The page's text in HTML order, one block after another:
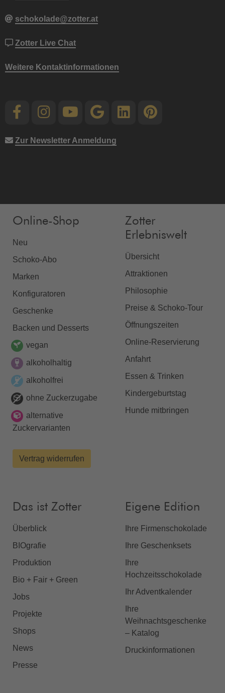
schokolade@zotter.at
Zotter Live Chat
Weitere Kontaktinformationen
Zur Newsletter Anmeldung
Online-Shop
Neu
Schoko-Abo
Marken
Konfiguratoren
Geschenke
Backen und Desserts
vegan
alkoholhaltig
alkoholfrei
ohne Zuckerzugabe
alternative
Zuckervarianten
Vertrag widerrufen
Zotter
Erlebniswelt
Übersicht
Attraktionen
Philosophie
Preise & Schoko-Tour
Öffnungszeiten
Online-Reservierung
Anfahrt
Essen & Trinken
Kindergeburtstag
Hunde mitbringen
Das ist Zotter
Überblick
BIOgrafie
Produktion
Bio + Fair + Green
Jobs
Projekte
Shops
News
Presse
Eigene Edition
Ihre Firmenschokolade
Ihre Geschenksets
Ihre
Hochzeitsschokolade
Ihr Adventkalender
Ihre
Weihnachtsgeschenke
– Katalog
Druckinformationen